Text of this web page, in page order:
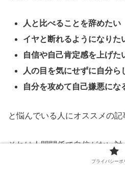
人と比べることを辞めたい
イヤと断れるようになりた
自信や自己肯定感を上げた
人の目を気にせずに自分ら
自分を攻めて自己嫌悪にな
と悩んでいる人にオススメの記
それは人間関係で自信がない
年商10億社長に自信を持たせ
プライバシーポ